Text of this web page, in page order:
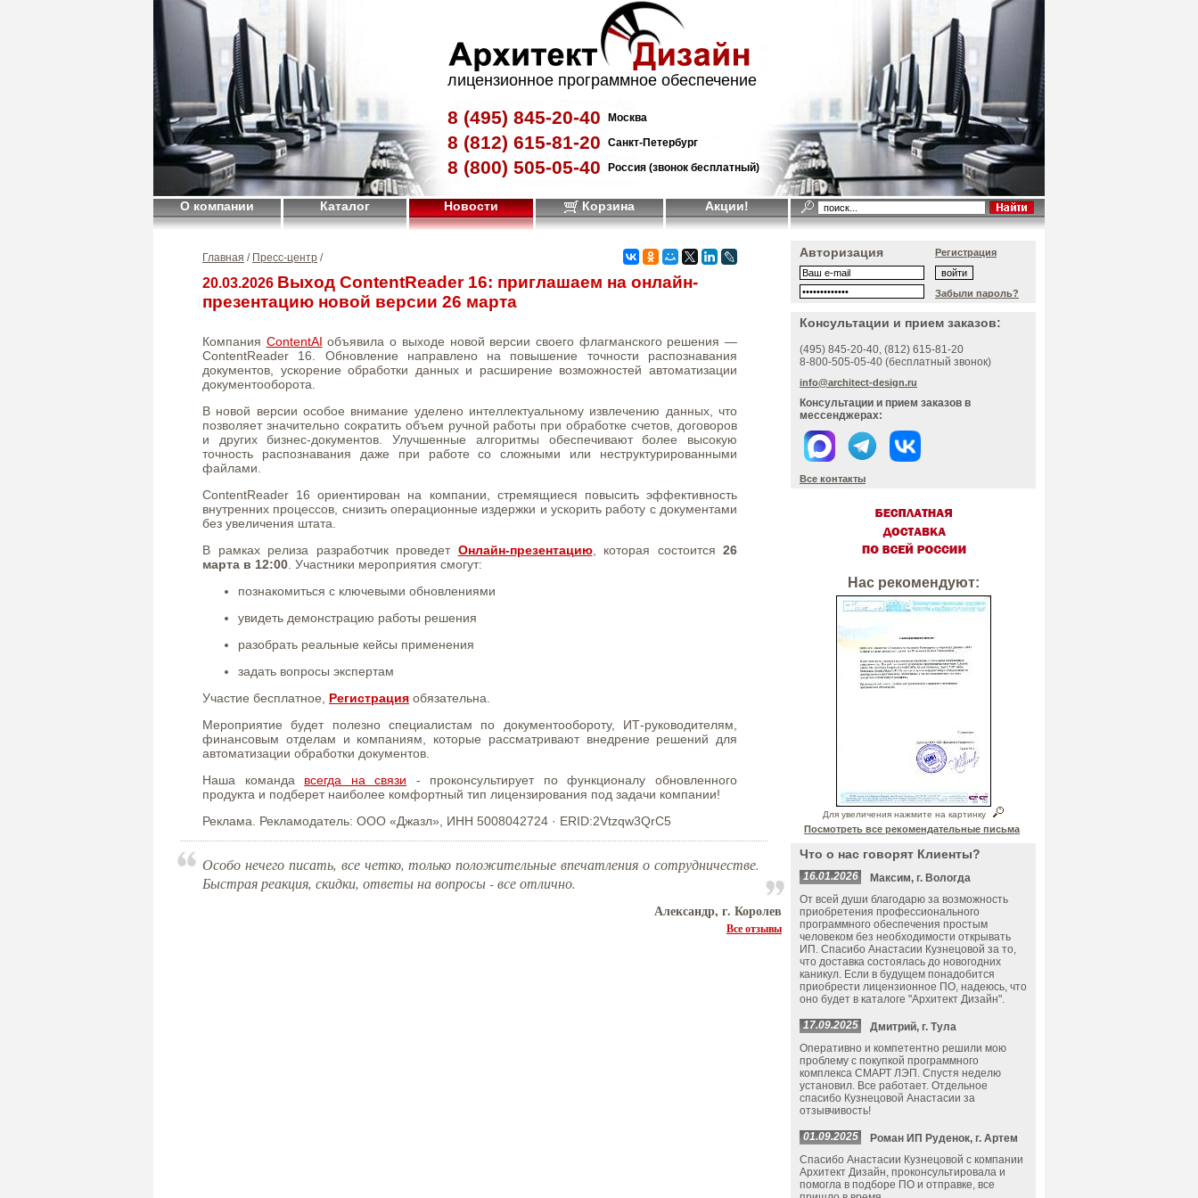
лицензионное программное обеспечение
8 (495) 845-20-40 Москва
8 (812) 615-81-20 Санкт-Петербург
8 (800) 505-05-40 Россия (звонок бесплатный)
О компании Каталог Новости Корзина Акции!
Главная / Пресс-центр /
20.03.2026 Выход ContentReader 16: приглашаем на онлайн-
презентацию новой версии 26 марта
Компания ContentAI объявила о выходе новой версии своего флагманского решения —
ContentReader 16. Обновление направлено на повышение точности распознавания
документов, ускорение обработки данных и расширение возможностей автоматизации
документооборота.
В новой версии особое внимание уделено интеллектуальному извлечению данных, что
позволяет значительно сократить объем ручной работы при обработке счетов, договоров
и других бизнес-документов. Улучшенные алгоритмы обеспечивают более высокую
точность распознавания даже при работе со сложными или неструктурированными
файлами.
ContentReader 16 ориентирован на компании, стремящиеся повысить эффективность
внутренних процессов, снизить операционные издержки и ускорить работу с документами
без увеличения штата.
В рамках релиза разработчик проведет Онлайн-презентацию, которая состоится 26
марта в 12:00 . Участники мероприятия смогут:
познакомиться с ключевыми обновлениями
увидеть демонстрацию работы решения
разобрать реальные кейсы применения
задать вопросы экспертам
Участие бесплатное, Регистрация обязательна.
Мероприятие будет полезно специалистам по документообороту, ИТ-руководителям,
финансовым отделам и компаниям, которые рассматривают внедрение решений для
автоматизации обработки документов.
Наша команда всегда на связи - проконсультирует по функционалу обновленного
продукта и подберет наиболее комфортный тип лицензирования под задачи компании!
Реклама. Рекламодатель: ООО «Джазл», ИНН 5008042724 · ERID:2Vtzqw3QrC5
Особо нечего писать, все четко, только положительные впечатления о сотрудничестве.
Быстрая реакция, скидки, ответы на вопросы - все отлично.
Александр, г. Королев
Все отзывы
Авторизация Регистрация
Забыли пароль?
Консультации и прием заказов:
(495) 845-20-40, (812) 615-81-20
8-800-505-05-40 (бесплатный звонок)
info@architect-design.ru
Консультации и прием заказов в
мессенджерах:
Все контакты
Нас рекомендуют:
Для увеличения нажмите на картинку
Посмотреть все рекомендательные письма
Что о нас говорят Клиенты?
16.01.2026
Максим, г. Вологда
От всей души благодарю за возможность
приобретения профессионального
программного обеспечения простым
человеком без необходимости открывать
ИП. Спасибо Анастасии Кузнецовой за то,
что доставка состоялась до новогодних
каникул. Если в будущем понадобится
приобрести лицензионное ПО, надеюсь, что
оно будет в каталоге "Архитект Дизайн".
17.09.2025
Дмитрий, г. Тула
Оперативно и компетентно решили мою
проблему с покупкой программного
комплекса СМАРТ ЛЭП. Спустя неделю
установил. Все работает. Отдельное
спасибо Кузнецовой Анастасии за
отзывчивость!
01.09.2025
Роман ИП Руденок, г. Артем
Спасибо Анастасии Кузнецовой с компании
Архитект Дизайн, проконсультировала и
помогла в подборе ПО и отправке, все